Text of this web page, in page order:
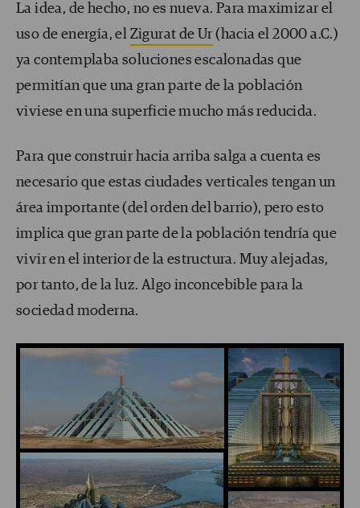
La idea, de hecho, no es nueva. Para maximizar el
uso de energía, el Zigurat de Ur (hacia el 2000 a.C.)
ya contemplaba soluciones escalonadas que
permitían que una gran parte de la población
viviese en una superficie mucho más reducida.
Para que construir hacia arriba salga a cuenta es
necesario que estas ciudades verticales tengan un
área importante (del orden del barrio), pero esto
implica que gran parte de la población tendría que
vivir en el interior de la estructura. Muy alejadas,
por tanto, de la luz. Algo inconcebible para la
sociedad moderna.